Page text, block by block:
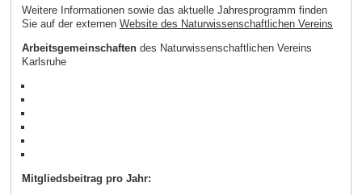
Weitere Informationen sowie das aktuelle Jahresprogramm finden
Sie auf der externen Website des Naturwissenschaftlichen Vereins
Arbeitsgemeinschaftendes Naturwissenschaftlichen Vereins
Karlsruhe
Mitgliedsbeitrag pro Jahr: